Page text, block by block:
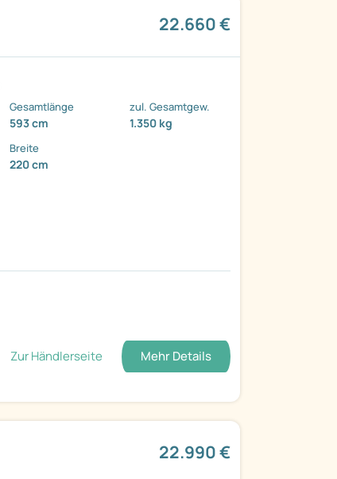
22.660 €
Gesamtlänge
593 cm
zul. Gesamtgew.
1.350 kg
Breite
220 cm
Zur Händlerseite Mehr Details
22.990 €